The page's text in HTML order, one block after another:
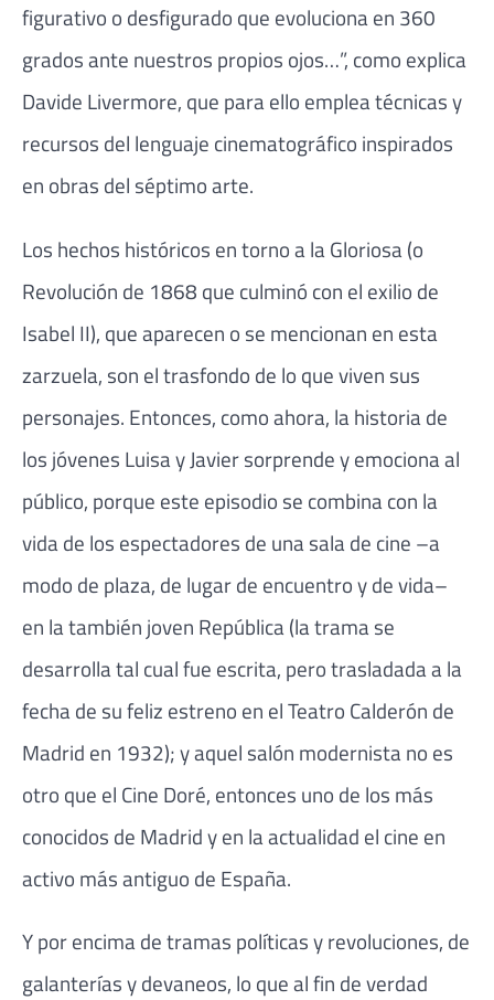
figurativo o desfigurado que evoluciona en 360
grados ante nuestros propios ojos…”, como explica
Davide Livermore, que para ello emplea técnicas y
recursos del lenguaje cinematográfico inspirados
en obras del séptimo arte.
Los hechos históricos en torno a la Gloriosa (o
Revolución de 1868 que culminó con el exilio de
Isabel II), que aparecen o se mencionan en esta
zarzuela, son el trasfondo de lo que viven sus
personajes. Entonces, como ahora, la historia de
los jóvenes Luisa y Javier sorprende y emociona al
público, porque este episodio se combina con la
vida de los espectadores de una sala de cine –a
modo de plaza, de lugar de encuentro y de vida–
en la también joven República (la trama se
desarrolla tal cual fue escrita, pero trasladada a la
fecha de su feliz estreno en el Teatro Calderón de
Madrid en 1932); y aquel salón modernista no es
otro que el Cine Doré, entonces uno de los más
conocidos de Madrid y en la actualidad el cine en
activo más antiguo de España.
Y por encima de tramas políticas y revoluciones, de
galanterías y devaneos, lo que al fin de verdad